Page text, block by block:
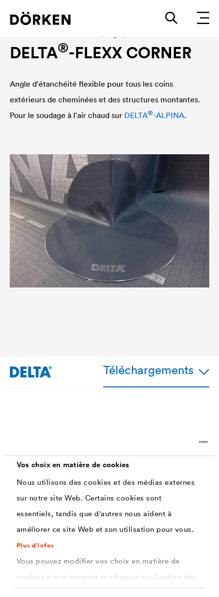
Vos choix en matière de cookies
Nous utilisons des cookies et des médias externes
sur notre site Web. Certains cookies sont
essentiels, tandis que d'autres nous aident à
améliorer ce site Web et son utilisation pour vous.
Plus d'infos
Vous pouvez modifier vos choix en matière de
cookies à tout moment en cliquant sur Gestion des
DELTA®-FLEXX CORNER
Angle d'étanchéité flexible pour tous les coins
extérieurs de cheminées et des structures montantes.
Pour le soudage à l'air chaud sur DELTA®-ALPINA.
Téléchargements
Spécifique à la réalisation de sous-toitures
étanches à la pluie ou à l'eau avecDELTA -
ALPINA.
Simple et rapide
Étanchéité facile et rapide par soudage à l'air
chaud ou à l'aide du solvant
QSM.